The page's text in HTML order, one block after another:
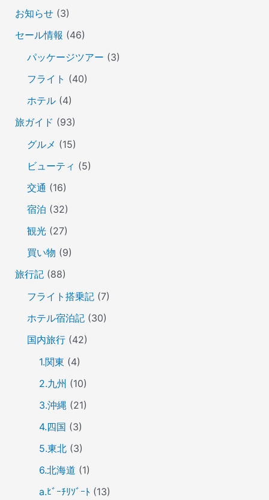
お知らせ(3)
セール情報 (46)
パッケージツアー (3)
フライト (40)
ホテル(4)
旅ガイド (93)
グルメ (15)
ビューティ (5)
交通 (16)
宿泊 (32)
観光(27)
買い物 (9)
旅行記(88)
フライト搭乗記(7)
ホテル宿泊記(30)
国内旅行(42)
1.関東 (4)
2.九州 (10)
3.沖縄(21)
4.四国 (3)
5.東北(3)
6.北海道 (1)
a.ﾋﾞｰﾁﾘｿﾞｰﾄ (13)